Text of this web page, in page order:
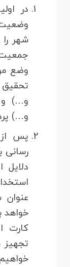
در
شهر
وضع
و…) و
و…)
پس از
رسانی
خواهد
کارت
تجهیز